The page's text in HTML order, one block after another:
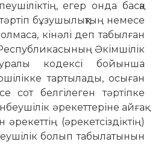
егер онда басқа
бұзушылықтың немесе
кінәлі деп табылған
Әкімшілік
кодексі бойынша
тартылады, осыған
сот белгілеген тәртіпке
әрекеттеріне айғақ
(әрекетсіздіктің)
болып табылатынын